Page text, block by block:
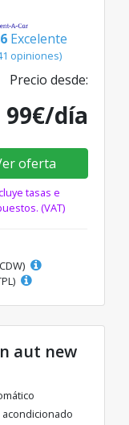
Excelente
opiniones)
Precio desde:
99€/día
oferta
tasas e
(VAT)
aut new
acondicionado